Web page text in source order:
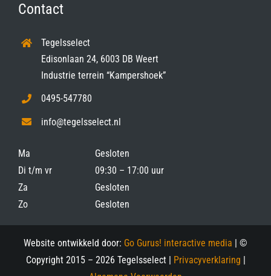
Contact
Tegelsselect
Edisonlaan 24, 6003 DB Weert
Industrie terrein “Kampershoek”
0495-547780
info@tegelsselect.nl
Ma
Gesloten
Di t/m vr
09:30 – 17:00 uur
Za
Gesloten
Zo
Gesloten
Website ontwikkeld door: Go Gurus! interactive media | ©
Copyright 2015 – 2026 Tegelsselect | Privacyverklaring |